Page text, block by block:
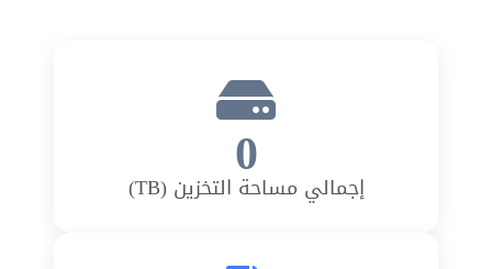
0
إجمالي مساحة التخزين (TB)